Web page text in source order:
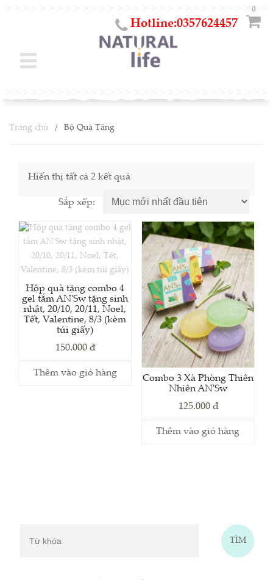
Hotline:0357624457
0
Trang chủ Bộ Quà Tặng
Hiển thị tất cả 2 kết quả
Sắp xếp:
Hộp quà tặng combo 4
gel tắm AN'Sw tặng sinh
nhật, 20/10, 20/11, Noel,
Tết, Valentine, 8/3 (kèm
túi giấy)
150.000 đ
Thêm vào giỏ hàng
Combo 3 Xà Phòng Thiên
Nhiên AN'Sw
125.000 đ
Thêm vào giỏ hàng